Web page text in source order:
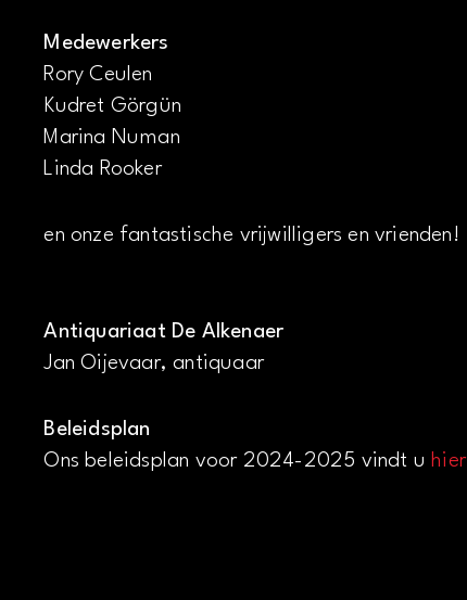
Medewerkers
Rory Ceulen
Kudret Görgün
Marina Numan
Linda Rooker
en onze fantastische vrijwilligers en vrienden!
Antiquariaat De Alkenaer
Jan Oijevaar, antiquaar
Beleidsplan
Ons beleidsplan voor 2024-2025 vindt u hier